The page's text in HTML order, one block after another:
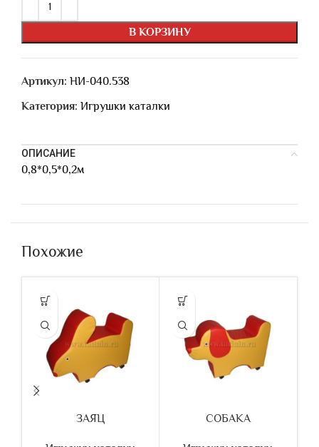
В КОРЗИНУ
Артикул: НИ-040.538
Категория: Игрушки каталки
ОПИСАНИЕ
0,8*0,5*0,2м
Похожие
ЗАЯЦ СОБАКА